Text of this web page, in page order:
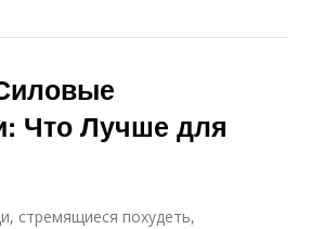
Что Лучше для
стремящиеся похудеть,